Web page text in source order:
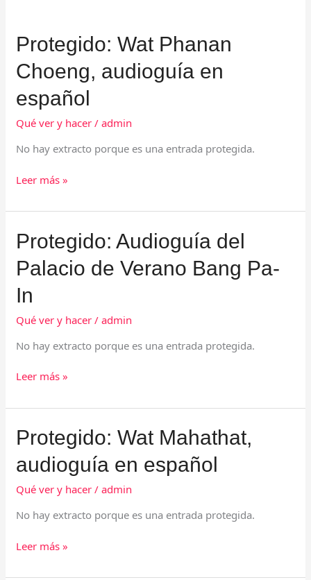
Protegido: Wat Phanan
Choeng, audioguía en
español
Qué ver y hacer /admin
No hay extracto porque es una entrada protegida.
Protegido:
Wat
Phanan
audioguía
español
Leer más »
Protegido: Audioguía del
Palacio de Verano Bang Pa-
In
Qué ver y hacer /admin
No hay extracto porque es una entrada protegida.
Protegido:
Audioguía
del
Palacio
de
Bang
Pa-
Leer más »
Protegido: Wat Mahathat,
audioguía en español
Qué ver y hacer /admin
No hay extracto porque es una entrada protegida.
Protegido:
Wat
Mahathat,
en
Leer más »